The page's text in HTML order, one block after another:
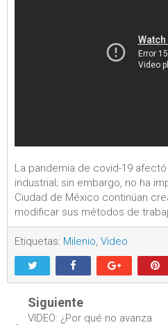
La pandemia de covid-19
industrial; sin embargo, no ha
Ciudad de México continúan
modificar sus métodos de
Etiquetas: Milenio, Video
Siguiente
VIDEO: ¿Por qué no avanza